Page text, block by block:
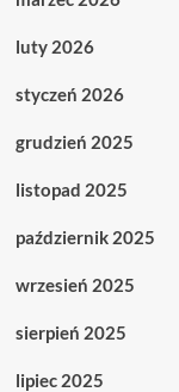
luty 2026
styczeń 2026
grudzień 2025
listopad 2025
październik 2025
wrzesień 2025
sierpień 2025
lipiec 2025